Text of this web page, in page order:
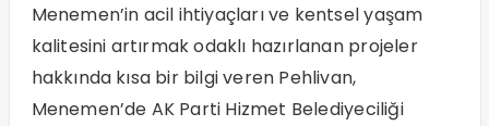
Menemen’in acil ihtiyaçları ve kentsel yaşam
kalitesini artırmak odaklı hazırlanan projeler
hakkında kısa bir bilgi veren Pehlivan,
Menemen’de AK Parti Hizmet Belediyeciliği